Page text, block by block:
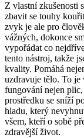
Z vlastní zkušenosti
zbavit se touhy
zvyk je ale pro
vážných, dokonce
vypořádat co
tento nástroj, takže
kvality. Pomáhá
uzdravuje tělo. To je
fungování nejen
prostředku se sníží
hladu, který
všem, kteří o sobě
zdravější život.